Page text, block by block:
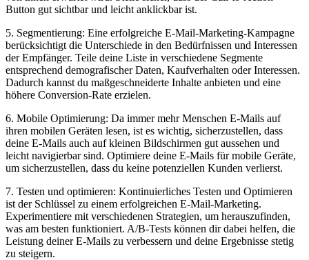
Button gut sichtbar und leicht anklickbar ist.
5. Segmentierung: Eine erfolgreiche E-Mail-Marketing-Kampagne
berücksichtigt die Unterschiede in den Bedürfnissen und Interessen
der Empfänger. Teile deine Liste in verschiedene Segmente
entsprechend demografischer Daten, Kaufverhalten oder Interessen.
Dadurch kannst du maßgeschneiderte Inhalte anbieten und eine
höhere Conversion-Rate erzielen.
6. Mobile Optimierung: Da immer mehr Menschen E-Mails auf
ihren mobilen Geräten lesen, ist es wichtig, sicherzustellen, dass
deine E-Mails auch auf kleinen Bildschirmen gut aussehen und
leicht navigierbar sind. Optimiere deine E-Mails für mobile Geräte,
um sicherzustellen, dass du keine potenziellen Kunden verlierst.
7. Testen und optimieren: Kontinuierliches Testen und Optimieren
ist der Schlüssel zu einem erfolgreichen E-Mail-Marketing.
Experimentiere mit verschiedenen Strategien, um herauszufinden,
was am besten funktioniert. A/B-Tests können dir dabei helfen, die
Leistung deiner E-Mails zu verbessern und deine Ergebnisse stetig
zu steigern.